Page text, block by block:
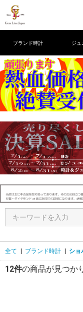
ブランド時計 ジュ
全て ブランド時計 ショ
12件の商品が見つか